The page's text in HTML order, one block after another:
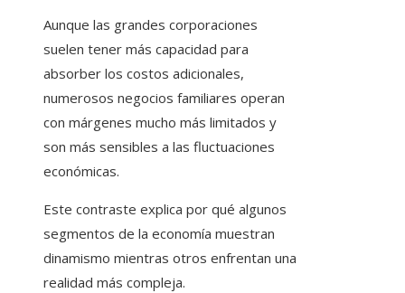
Aunque las grandes corporaciones
suelen tener más capacidad para
absorber los costos adicionales,
numerosos negocios familiares operan
con márgenes mucho más limitados y
son más sensibles a las fluctuaciones
económicas.
Este contraste explica por qué algunos
segmentos de la economía muestran
dinamismo mientras otros enfrentan una
realidad más compleja.